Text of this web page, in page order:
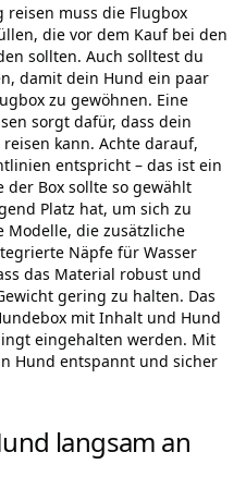
reisen muss die Flugbox
die vor dem Kauf bei den
sollten. Auch solltest du
damit dein Hund ein paar
zu gewöhnen. Eine
sorgt dafür, dass dein
kann. Achte darauf,
entspricht – das ist ein
der Box sollte so gewählt
Platz hat, um sich zu
Modelle, die zusätzliche
Näpfe für Wasser
das Material robust und
gering zu halten. Das
mit Inhalt und Hund
eingehalten werden. Mit
Hund entspannt und sicher
langsam an